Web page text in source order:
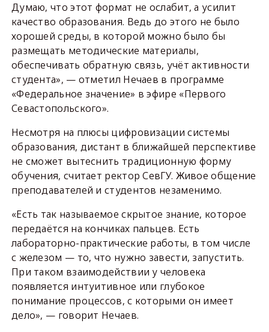
Думаю, что этот формат не ослабит, а усилит
качество образования. Ведь до этого не было
хорошей среды, в которой можно было бы
размещать методические материалы,
обеспечивать обратную связь, учёт активности
студента», — отметил Нечаев в программе
«Федеральное значение» в эфире «Первого
Севастопольского».
Несмотря на плюсы цифровизации системы
образования, дистант в ближайшей перспективе
не сможет вытеснить традиционную форму
обучения, считает ректор СевГУ. Живое общение
преподавателей и студентов незаменимо.
«Есть так называемое скрытое знание, которое
передаётся на кончиках пальцев. Есть
лабораторно-практические работы, в том числе
с железом — то, что нужно завести, запустить.
При таком взаимодействии у человека
появляется интуитивное или глубокое
понимание процессов, с которыми он имеет
дело», — говорит Нечаев.